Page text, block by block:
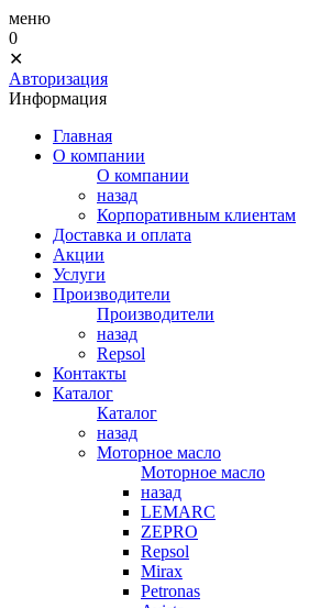
меню
0
✕
Авторизация
Информация
Главная
О компании
О компании
назад
Корпоративным клиентам
Доставка и оплата
Акции
Услуги
Производители
Производители
назад
Repsol
Контакты
Каталог
Каталог
назад
Моторное масло
Моторное масло
назад
LEMARC
ZEPRO
Repsol
Mirax
Petronas